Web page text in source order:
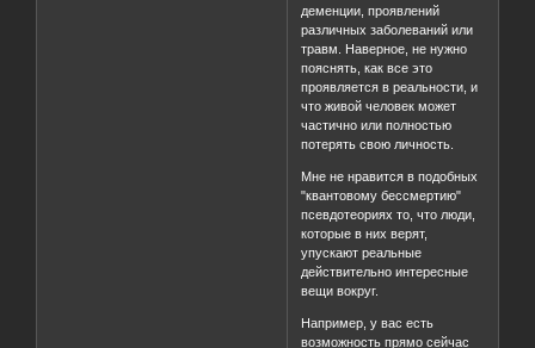
деменции, проявлений
различных заболеваний или
травм. Наверное, не нужно
пояснять, как все это
проявляется в реальности, и
что живой человек может
частично или полностью
потерять свою личность.
Мне не нравится в подобных
"квантовому бессмертию"
псевдотеориях то, что люди,
которые в них верят,
упускают реальные
действительно интересные
вещи вокруг.
Например, у вас есть
возможность прямо сейчас